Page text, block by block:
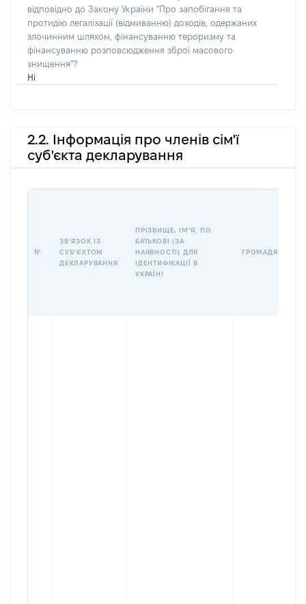
відповідно до Закону України "Про запобігання та
протидію легалізації (відмиванню) доходів, одержаних
злочинним шляхом, фінансуванню тероризму та
фінансуванню розповсюдження зброї масового
знищення"?
Ні
2.2. Інформація про членів сім'ї
суб'єкта декларування
№
ЗВʼЯЗОК ІЗ
СУБʼЄКТОМ
ДЕКЛАРУВАННЯ
ПРІЗВИЩЕ, ІМʼЯ, ПО
БАТЬКОВІ (ЗА
НАЯВНОСТІ) ДЛЯ
ІДЕНТИФІКАЦІЇ В
УКРАЇНІ
ГРОМАДЯНСТВО